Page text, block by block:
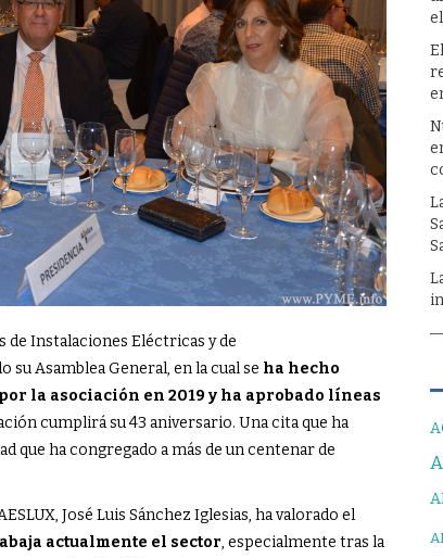
de Instalaciones Eléctricas y de
su Asamblea General, en la cual se ha hecho
la asociación en 2019 y ha aprobado líneas
cumplirá su 43 aniversario. Una cita que ha
que ha congregado a más de un centenar de
José Luis Sánchez Iglesias, ha valorado el
actualmente el sector, especialmente tras la